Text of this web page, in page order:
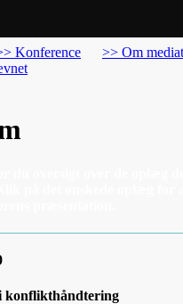
Konference >> Om
konflikthåndtering